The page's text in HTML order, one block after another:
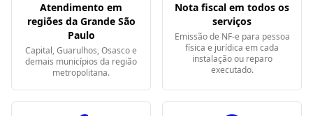
Atendimento em
regiões da Grande São
Paulo
Capital, Guarulhos, Osasco e
demais municípios da região
metropolitana.
Nota fiscal em todos os
serviços
Emissão de NF-e para pessoa
física e jurídica em cada
instalação ou reparo
executado.